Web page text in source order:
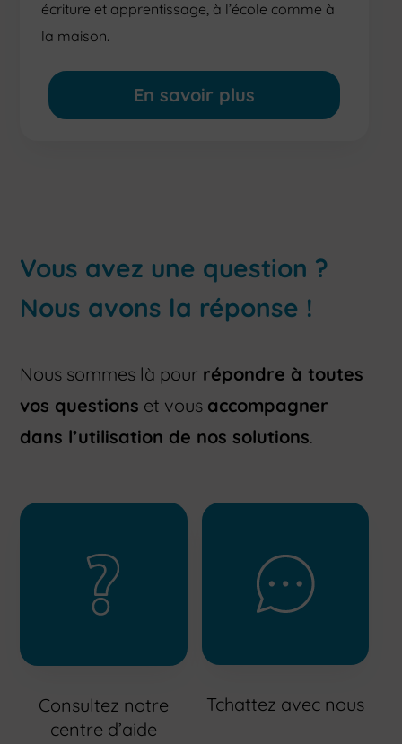
écriture et apprentissage, à l’école comme à
la maison.
En savoir plus
Vous avez une question ?
Nous avons la réponse !
Nous sommes là pour répondre à toutes
vos questions et vous accompagner
dans l’utilisation de nos solutions.
Consultez notre
centre d’aide
Tchattez avec nous